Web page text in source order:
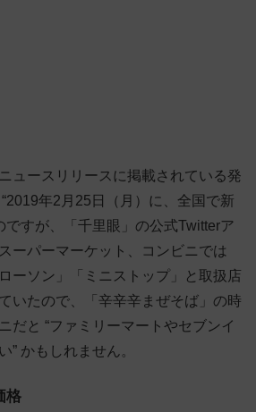
ュースリリースに掲載されている発
年2月25日（月）に、全国で新
ですが、「千里眼」の公式Twitterア
ーパーマーケット、コンビニでは
ーソン」「ミニストップ」と取扱店
いたので、「辛辛辛まぜそば」の時
だと “ファミリーマートやセブンイ
” かもしれません。
格